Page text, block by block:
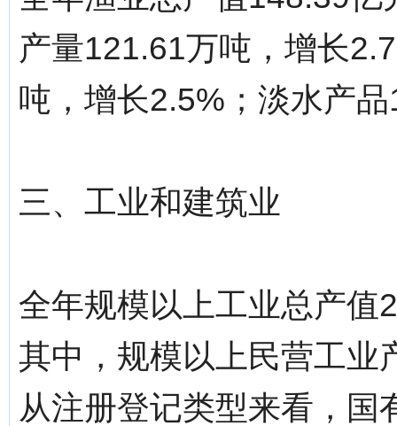
产量121.61万吨，增长
吨，增长2.5%；淡水产
三、工业和建筑业
全年规模以上工业总产值
其中，规模以上民营工业
从注册登记类型来看，国